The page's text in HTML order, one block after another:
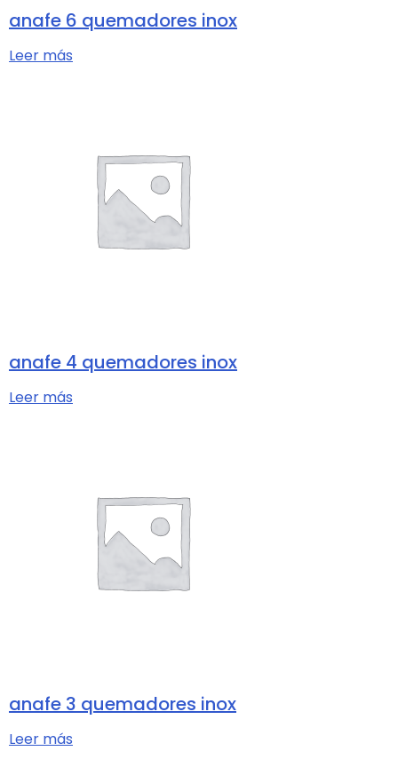
anafe 6 quemadores inox
Leer más
anafe 4 quemadores inox
Leer más
anafe 3 quemadores inox
Leer más